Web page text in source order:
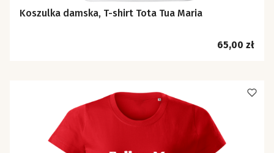
Koszulka damska, T-shirt Tota Tua Maria
Cena
65,00 zł